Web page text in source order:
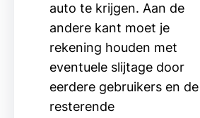
auto te krijgen. Aan de
andere kant moet je
rekening houden met
eventuele slijtage door
eerdere gebruikers en de
resterende